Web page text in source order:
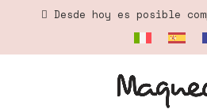
Desde hoy es posible